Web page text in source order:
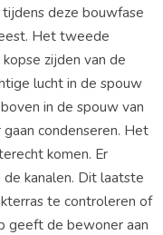
deze bouwfase
Het tweede
zijden van de
lucht in de spouw
in de spouw van
condenseren. Het
komen. Er
kanalen. Dit laatste
te controleren of
geeft de bewoner aan